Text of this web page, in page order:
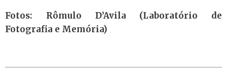
Fotos: Rômulo D’Avila (Laboratório de
Fotografia e Memória)